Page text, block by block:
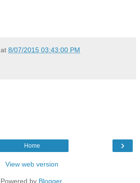
at 8/07/2015 03:43:00 PM
›
Home
View web version
Powered by Blogger.